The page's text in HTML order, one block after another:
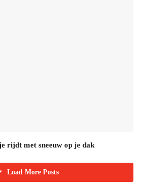
rijdt met sneeuw op je dak
Load More Posts